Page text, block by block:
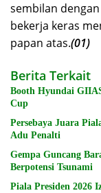
sembilan
bekerja keras
papan atas.(01)
Berita Terkait
Booth Hyundai
Cup
Persebaya Juara
Adu Penalti
Gempa Guncang
Berpotensi Tsunami
Piala Presiden 2026